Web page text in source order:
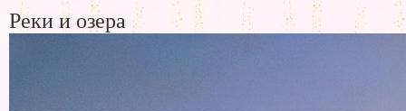
Реки и озера